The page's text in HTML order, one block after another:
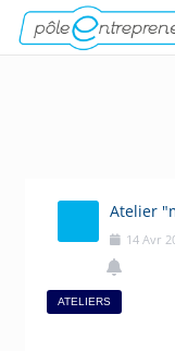
Atelier
14 Avr
ATELIERS